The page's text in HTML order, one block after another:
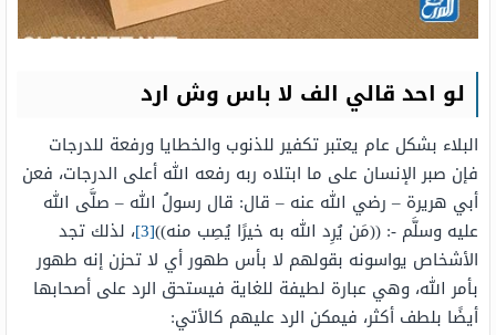
لو احد قالي الف لا باس وش ارد
البلاء بشكل عام يعتبر تكفير للذنوب والخطايا ورفعة للدرجات
فإن صبر الإنسان على ما ابتلاه ربه رفعه الله أعلى الدرجات، فعن
أبي هريرة – رضي الله عنه – قال: قال رسولُ الله – صلَّى الله
عليه وسلَّم -: ((مَن يُرِد الله به خيرًا يُصِب منه))[3] ، لذلك تجد
الأشخاص يواسونه بقولهم لا بأس طهور أي لا تحزن إنه طهور
بأمر الله، وهي عبارة لطيفة للغاية فيستحق الرد على أصحابها
أيضًا بلطف أكثر، فيمكن الرد عليهم كالأتي: